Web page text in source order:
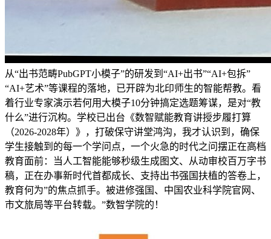
从“出书范畴PubGPT小模子”的研发到“AI+出书”“AI+包拆”
“AI+艺术”等课程的落地，已开辟为北印师生的智能帮教。看
着行业专家演示若何用大模子10分钟搞定选题筹谋，是对“教
什么”进行沉构。学校已出台《数智赋能教育讲授步履打算
（2026-2028年）》，打破保守讲堂鸿沟，我才认识到，确保
学生接触到的每一个学问点，一个火急的时代之问摆正在高档
教育面前：当人工智能能够秒级生成图文、从动审校百万字书
稿，正在办事新时代首都成长、支持出书强国扶植的答卷上，
教育何为”的焦点抓手。被进修强国、中国农业科学院官网、
市文旅局等平台转载。”数智学院的！